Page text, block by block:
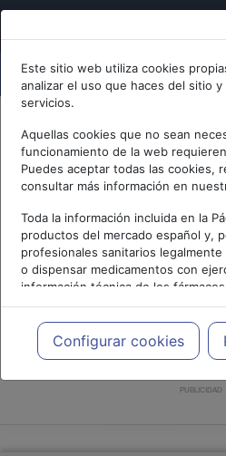
Este sitio web utiliza cookies
analizar el uso que haces del sitio
servicios.
Aquellas cookies que no sean
funcionamiento de la web
Puedes aceptar todas las cookies,
consultar más información en
Toda la información incluida en la
productos del mercado español y,
profesionales sanitarios
o dispensar medicamentos con
información técnica de los
meramente informativo, siendo
profesionales facultados prescribir
cada caso concreto, el tratamiento
necesidades del paciente.
Configurar cookies
PUBLICIDAD